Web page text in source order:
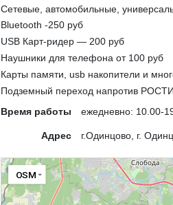
Сетевые, автомобильные,
Bluetooth -250 руб
USB Карт-ридер — 200 руб
Наушники для телефона от 100 руб
Карты памяти, usb накопители и
Подземный переход напротив
Время работы
ежедневно: 10.00-
Адрес г.Одинцово, г.
OSM